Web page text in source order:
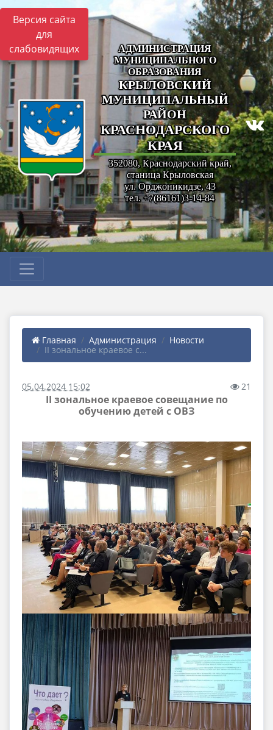
Версия сайта
для
слабовидящих
АДМИНИСТРАЦИЯ
МУНИЦИПАЛЬНОГО
ОБРАЗОВАНИЯ
КРЫЛОВСКИЙ
МУНИЦИПАЛЬНЫЙ
РАЙОН
КРАСНОДАРСКОГО
КРАЯ
352080, Краснодарский край,
станица Крыловская
ул. Орджоникидзе, 43
тел. +7(86161)3-14-84
Главная Администрация
Новости
II зональное краевое с...
05.04.2024 15:02 21
II зональное краевое совещание по
обучению детей с ОВЗ